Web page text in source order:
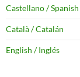
Castellano / Spanish
Català / Catalán
English / Inglés